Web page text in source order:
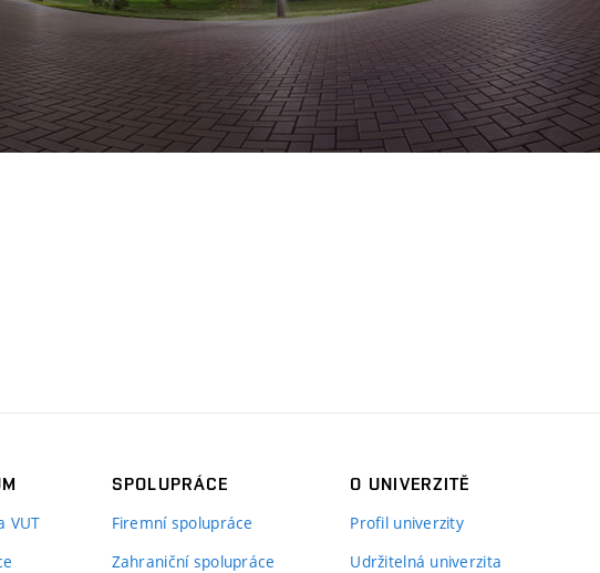
VUT
SPOLUPRÁCE
Firemní spolupráce
Zahraniční spolupráce
O UNIVERZITĚ
Profil univerzity
Udržitelná univerzita